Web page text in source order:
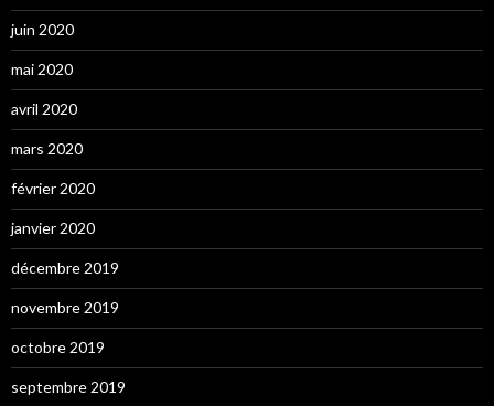
juin 2020
mai 2020
avril 2020
mars 2020
février 2020
janvier 2020
décembre 2019
novembre 2019
octobre 2019
septembre 2019